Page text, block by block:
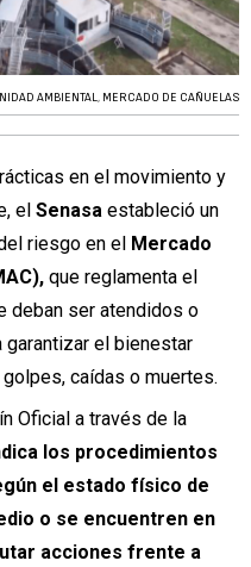
AMBIENTAL, MERCADO DE CAÑUELAS
en el movimiento y
el Senasa estableció un
riesgo en el Mercado
que reglamenta el
deban ser atendidos o
el bienestar
caídas o muertes.
Oficial a través de la
los procedimientos
el estado físico de
o se encuentren en
acciones frente a